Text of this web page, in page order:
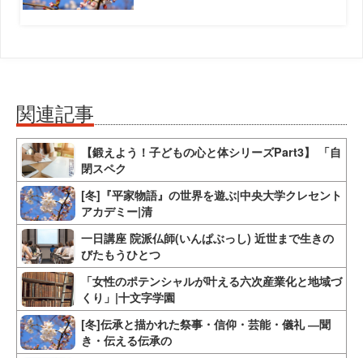
関連記事
【鍛えよう！子どもの心と体シリーズPart3】 「自
閉スペク
[冬]『平家物語』の世界を遊ぶ|中央大学クレセント
アカデミー|清
一日講座 院派仏師(いんぱぶっし) 近世まで生きの
びたもうひとつ
「女性のポテンシャルが叶える六次産業化と地域づ
くり」|十文字学園
[冬]伝承と描かれた祭事・信仰・芸能・儀礼 ―聞
き・伝える伝承の